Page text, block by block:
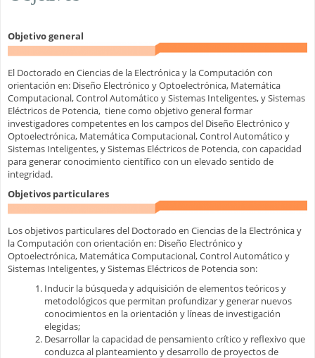
Objetivo general
El Doctorado en Ciencias de la Electrónica y la Computación con
orientación en: Diseño Electrónico y Optoelectrónica, Matemática
Computacional, Control Automático y Sistemas Inteligentes, y Sistemas
Eléctricos de Potencia, tiene como objetivo general formar
investigadores competentes en los campos del Diseño Electrónico y
Optoelectrónica, Matemática Computacional, Control Automático y
Sistemas Inteligentes, y Sistemas Eléctricos de Potencia, con capacidad
para generar conocimiento científico con un elevado sentido de
integridad.
Objetivos particulares
Los objetivos particulares del Doctorado en Ciencias de la Electrónica y
la Computación con orientación en: Diseño Electrónico y
Optoelectrónica, Matemática Computacional, Control Automático y
Sistemas Inteligentes, y Sistemas Eléctricos de Potencia son:
Inducir la búsqueda y adquisición de elementos teóricos y
metodológicos que permitan profundizar y generar nuevos
conocimientos en la orientación y líneas de investigación
elegidas;
Desarrollar la capacidad de pensamiento crítico y reflexivo que
conduzca al planteamiento y desarrollo de proyectos de